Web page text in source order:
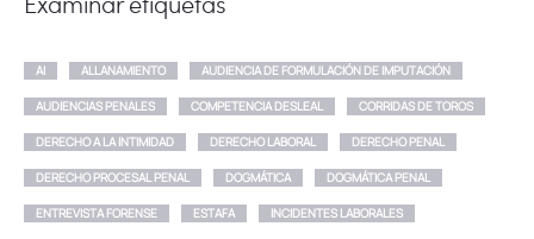
AI ALLANAMIENTO AUDIENCIA DE FORMULACIÓN DE IMPUTACIÓN
AUDIENCIAS PENALES COMPETENCIA DESLEAL CORRIDAS DE TOROS
DERECHO A LA INTIMIDAD DERECHO LABORAL DERECHO PENAL
DERECHO PROCESAL PENAL DOGMÁTICA DOGMÁTICA PENAL
ENTREVISTA FORENSE ESTAFA INCIDENTES LABORALES